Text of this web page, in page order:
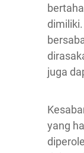
juga
yang